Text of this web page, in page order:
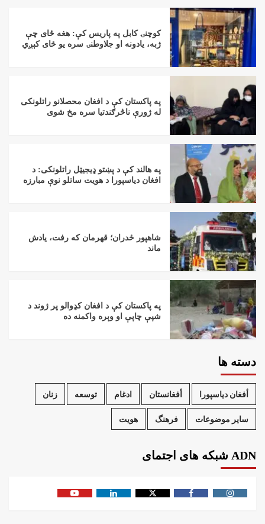
کوچنۍ کابل په پاریس کې: هغه ځای چې
ژبه، یادونه او جلاوطنۍ سره یو ځای کېږي
په پاکستان کې د افغان محصلانو راتلونکی
له ژورې ناڅرګندتیا سره مخ شوی
په هالند کې د پښتو ډیجیټل راتلونکی: د
افغان دیاسپورا د هویت ساتلو نوې مبارزه
شاهپور ځدران؛ قهرمان که رفت، یادش
ماند
په پاکستان کې د افغان کډوالو پر ژوند د
شپې چاپې او وېره واکمنه ده
دسته ها
أفغان دیاسپورا أفغانستان ادغام توسعه زنان
سایر موضوعات فرهنگ هویت
ADN شبکه های اجتمای